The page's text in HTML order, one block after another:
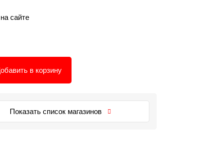
сайте
в корзину
Показать список магазинов